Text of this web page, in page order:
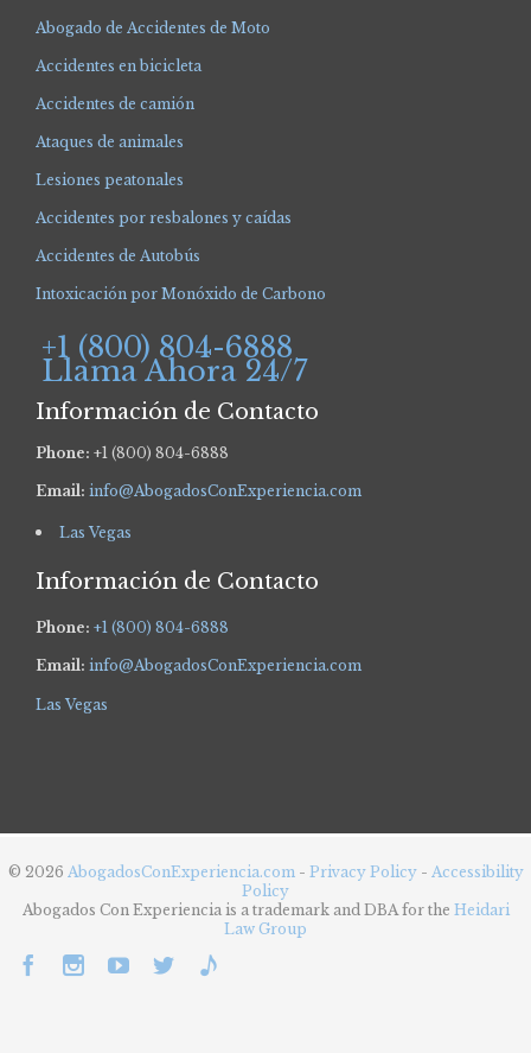
Abogado de Accidentes de Moto
Accidentes en bicicleta
Accidentes de camión
Ataques de animales
Lesiones peatonales
Accidentes por resbalones y caídas
Accidentes de Autobús
Intoxicación por Monóxido de Carbono
+1 (800) 804-6888
Llama Ahora 24/7
Información de Contacto
Phone: +1 (800) 804-6888
Email: info@AbogadosConExperiencia.com
Las Vegas
Información de Contacto
Phone: +1 (800) 804-6888
Email: info@AbogadosConExperiencia.com
Las Vegas
© 2026 AbogadosConExperiencia.com - Privacy Policy - Accessibility
Policy
Abogados Con Experiencia is a trademark and DBA for the Heidari
Law Group
    